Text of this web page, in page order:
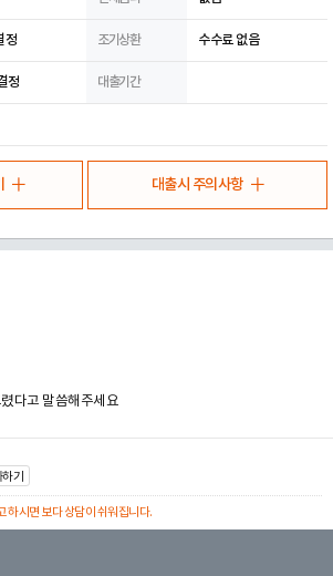
정 조기상환 수수료 없음
정 대출기간
대출시 주의사항
다고 말씀해주세요
기
하시면 보다 상담이 쉬워집니다.